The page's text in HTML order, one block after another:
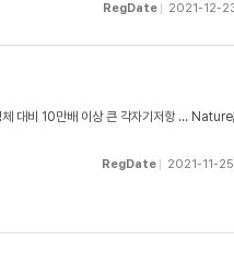
RegDate 2021-12-
체 대비 10만배 이상 큰 각자기저항 …
RegDate 2021-11-25